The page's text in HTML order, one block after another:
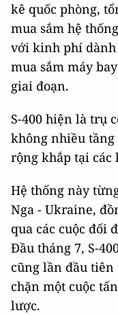
kê quốc phòng,
mua sắm hệ
với kinh phí dành
mua sắm máy
giai đoạn.
S-400 hiện là trụ
không nhiều
rộng khắp tại
Hệ thống này
Nga - Ukraine,
qua các cuộc đối
Đầu tháng 7, S-
cũng lần đầu
chặn một cuộc
lược.